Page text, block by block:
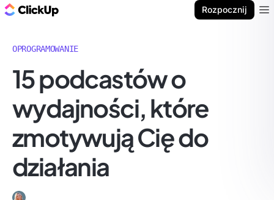
Rozpocznij
OPROGRAMOWANIE
15 podcastów o
wydajności, które
zmotywują Cię do
działania